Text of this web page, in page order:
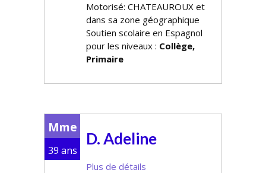
Motorisé: CHATEAUROUX et
dans sa zone géographique
Soutien scolaire en Espagnol
pour les niveaux : Collège,
Primaire
Mme
39 ans
D. Adeline
Plus de détails